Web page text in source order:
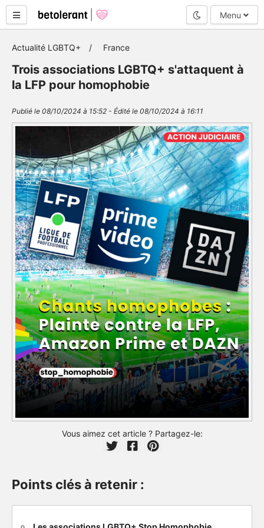
Mode nuit
Menu
Actualité LGBTQ+ France
Trois associations LGBTQ+ s'attaquent à
la LFP pour homophobie
Publié le 08/10/2024 à 15:52 - Édité le 08/10/2024 à 16:11
Vous aimez cet article ? Partagez-le:
Points clés à retenir :